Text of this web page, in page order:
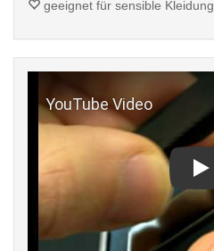
geeignet für sensible Kleidung